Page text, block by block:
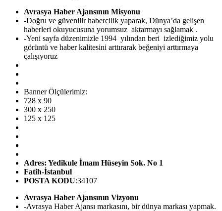
Avrasya Haber Ajansının Misyonu
-Doğru ve güvenilir habercilik yaparak, Dünya’da gelişen
haberleri okuyucusuna yorumsuz aktarmayı sağlamak .
-Yeni sayfa düzenimizle 1994 yılından beri izlediğimiz yolu
görüntü ve haber kalitesini arttırarak beğeniyi arttırmaya
çalışıyoruz
Banner Ölçülerimiz:
728 x 90
300 x 250
125 x 125
Adres: Yedikule İmam Hüseyin Sok. No 1
Fatih-İstanbul
POSTA KODU:34107
Avrasya Haber Ajansının Vizyonu
-Avrasya Haber Ajansı markasını, bir dünya markası yapmak.